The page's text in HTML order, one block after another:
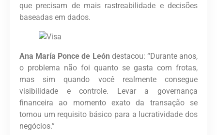
que precisam de mais rastreabilidade e decisões
baseadas em dados.
Ana María Ponce de León destacou: “Durante anos,
o problema não foi quanto se gasta com frotas,
mas sim quando você realmente consegue
visibilidade e controle. Levar a governança
financeira ao momento exato da transação se
tornou um requisito básico para a lucratividade dos
negócios.”